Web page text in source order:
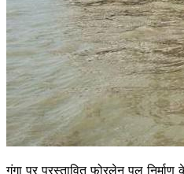
गंगा पर प्रस्तावित फोरलेन पुल